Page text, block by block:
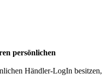
persönlichen
Händler-LogIn besitzen,